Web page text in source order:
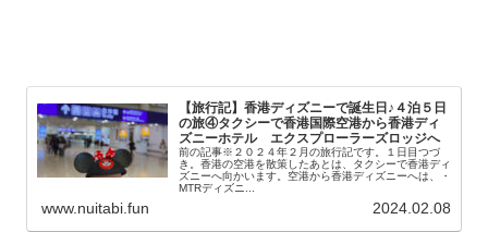
【旅行記】香港ディズニーで誕生日♪４泊５日
の旅④タクシーで香港国際空港から香港ディ
ズニーホテル エクスプローラーズロッジへ
前の記事※２０２４年２月の旅行記です。１日目つづ
き。香港の空港を散策したあとは、タクシーで香港ディ
ズニーへ向かいます。空港から香港ディズニーへは、・
MTRディズニ...
www.nuitabi.fun 2024.02.08